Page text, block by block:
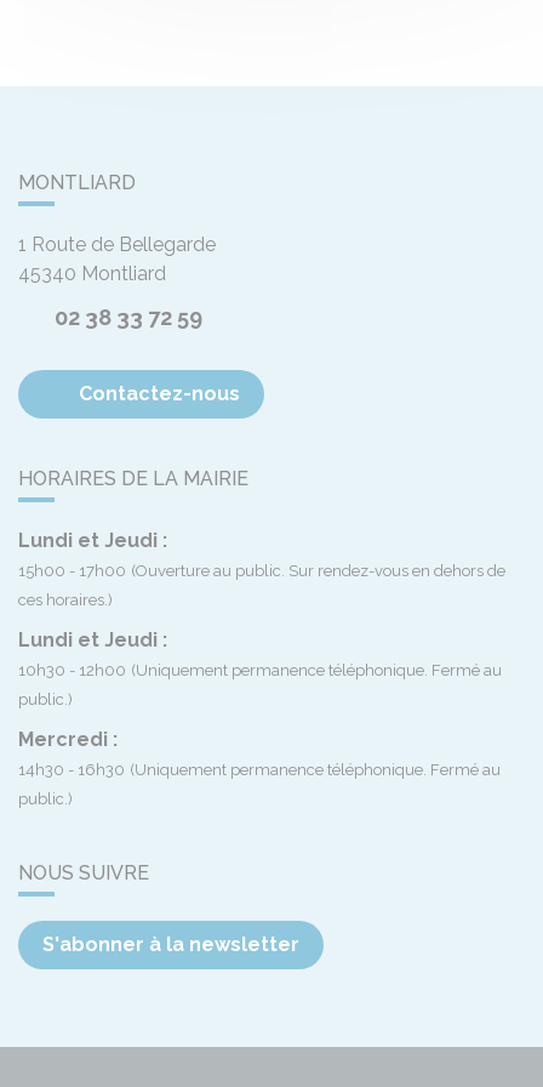
MONTLIARD
1 Route de Bellegarde
45340 Montliard
02 38 33 72 59
Contactez-nous
HORAIRES DE LA MAIRIE
Lundi et Jeudi :
15h00 - 17h00 (Ouverture au public. Sur rendez-vous en dehors de
ces horaires.)
Lundi et Jeudi :
10h30 - 12h00 (Uniquement permanence téléphonique. Fermé au
public.)
Mercredi :
14h30 - 16h30 (Uniquement permanence téléphonique. Fermé au
public.)
NOUS SUIVRE
S'abonner à la newsletter